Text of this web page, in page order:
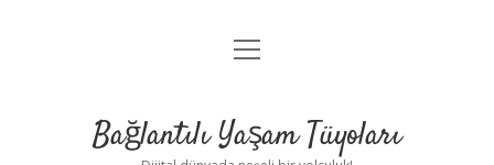
Anasayfa
Yasal Uyarı
menüyü
Bağlantılı Yaşam Tüyoları